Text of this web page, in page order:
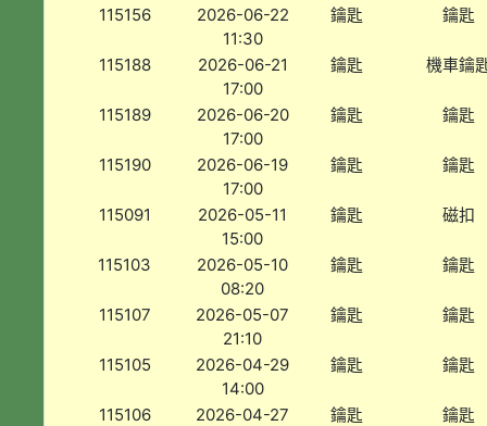
115156
2026-06-22
11:30
鑰匙 鑰匙
115188
2026-06-21
17:00
鑰匙 機車鑰
115189
2026-06-20
17:00
鑰匙 鑰匙
115190
2026-06-19
17:00
鑰匙 鑰匙
115091
2026-05-11
15:00
鑰匙 磁扣
115103
2026-05-10
08:20
鑰匙 鑰匙
115107
2026-05-07
21:10
鑰匙 鑰匙
115105
2026-04-29
14:00
鑰匙 鑰匙
115106
2026-04-27
鑰匙 鑰匙